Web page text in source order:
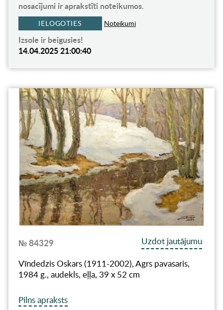
nosacījumi ir aprakstīti noteikumos.
IELOGOTIES Noteikumi
Izsole ir beigusies!
14.04.2025 21:00:40
№ 84329
Uzdot jautājumu
Vīndedzis Oskars (1911-2002), Agrs pavasaris,
1984 g., audekls, eļļa, 39 x 52 cm
Pilns apraksts